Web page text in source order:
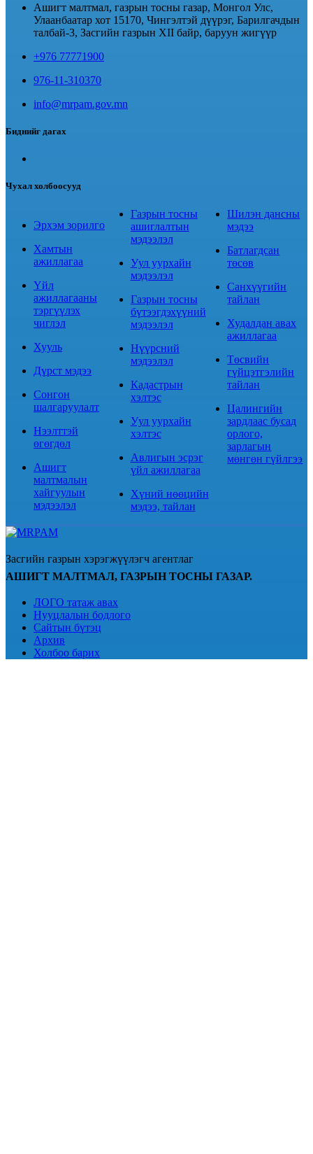
Ашигт малтмал, газрын тосны газар, Монгол Улс,
Улаанбаатар хот 15170, Чингэлтэй дүүрэг, Барилгачдын
талбай-3, Засгийн газрын XII байр, баруун жигүүр
+976 77771900
976-11-310370
info@mrpam.gov.mn
Биднийг дагах
Чухал холбоосууд
Эрхэм зорилго
Хамтын
ажиллагаа
Үйл
ажиллагааны
тэргүүлэх
чиглэл
Хууль
Дүрст мэдээ
Сонгон
шалгаруулалт
Нээлттэй
өгөгдөл
Ашигт
малтмалын
хайгуулын
мэдээлэл
Газрын тосны
ашиглалтын
мэдээлэл
Уул уурхайн
мэдээлэл
Газрын тосны
бүтээгдэхүүний
мэдээлэл
Нүүрсний
мэдээлэл
Кадастрын
хэлтэс
Уул уурхайн
хэлтэс
Авлигын эсрэг
үйл ажиллагаа
Хүний нөөцийн
мэдээ, тайлан
Шилэн дансны
мэдээ
Батлагдсан
төсөв
Санхүүгийн
тайлан
Худалдан авах
ажиллагаа
Төсвийн
гүйцэтгэлийн
тайлан
Цалингийн
зардлаас бусад
орлого,
зарлагын
мөнгөн гүйлгээ
Засгийн газрын хэрэгжүүлэгч агентлаг
АШИГТ МАЛТМАЛ, ГАЗРЫН ТОСНЫ ГАЗАР.
ЛОГО татаж авах
Нууцлалын бодлого
Сайтын бүтэц
Архив
Холбоо барих